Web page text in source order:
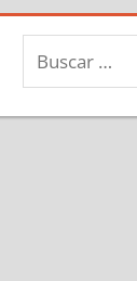
Buscar: